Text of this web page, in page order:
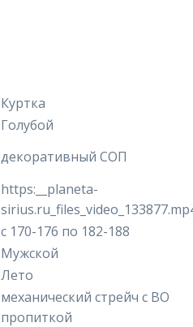
Куртка
Голубой
декоративный СОП
https:__planeta-
с 170-176 по 182-188
Мужской
Лето
механический стрейч с ВО
пропиткой